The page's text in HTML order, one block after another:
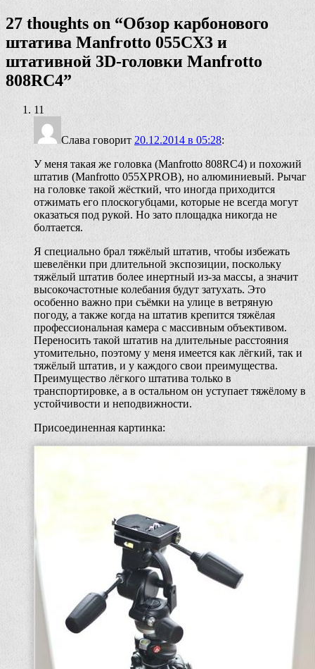
27 thoughts on “Обзор карбонового
штатива Manfrotto 055CX3 и
штативной 3D-головки Manfrotto
808RC4”
11
Cлава говорит 20.12.2014 в 05:28:
У меня такая же головка (Manfrotto 808RC4) и похожий
штатив (Manfrotto 055XPROB), но алюминиевый. Рычаг
на головке такой жёсткий, что иногда приходится
отжимать его плоскогубцами, которые не всегда могут
оказаться под рукой. Но зато площадка никогда не
болтается.
Я специально брал тяжёлый штатив, чтобы избежать
шевелёнки при длительной экспозиции, поскольку
тяжёлый штатив более инертный из-за массы, а значит
высокочастотные колебания будут затухать. Это
особенно важно при съёмки на улице в ветряную
погоду, а также когда на штатив крепится тяжёлая
профессиональная камера с массивным объективом.
Переносить такой штатив на длительные расстояния
утомительно, поэтому у меня имеется как лёгкий, так и
тяжёлый штатив, и у каждого свои преимущества.
Преимущество лёгкого штатива только в
транспортировке, а в остальном он уступает тяжёлому в
устойчивости и неподвижности.
Присоединенная картинка: